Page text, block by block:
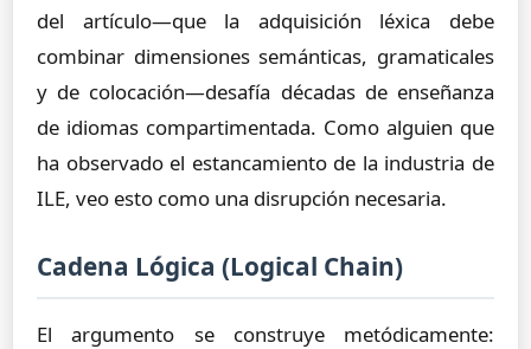
del artículo—que la adquisición léxica debe
combinar dimensiones semánticas, gramaticales
y de colocación—desafía décadas de enseñanza
de idiomas compartimentada. Como alguien que
ha observado el estancamiento de la industria de
ILE, veo esto como una disrupción necesaria.
Cadena Lógica (Logical Chain)
El argumento se construye metódicamente: